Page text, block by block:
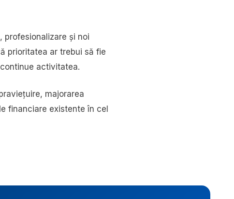
profesionalizare și noi
prioritatea ar trebui să fie
activitatea.
majorarea
financiare existente în cel